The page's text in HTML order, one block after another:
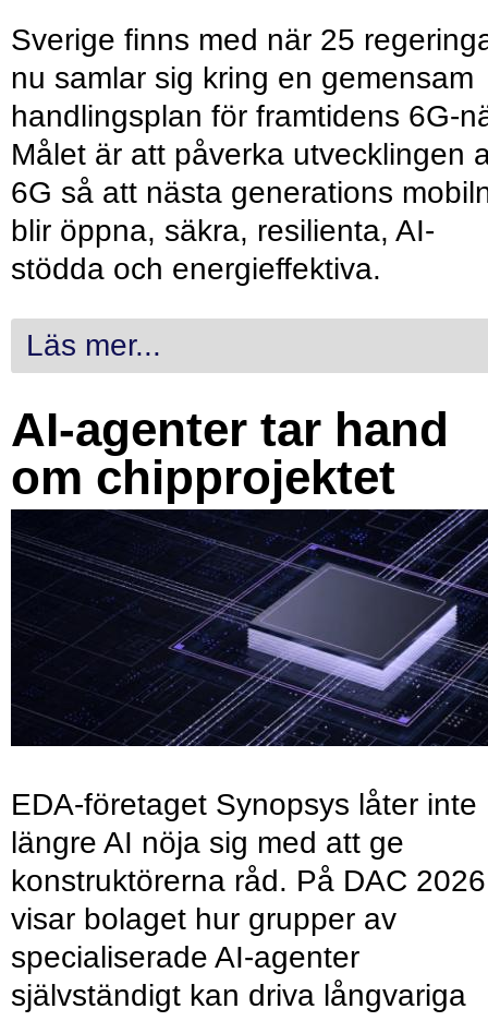
Sverige finns med när 25
nu samlar sig kring en gemensam
handlingsplan för framtidens 6G-
Målet är att påverka utvecklingen
6G så att nästa generations
blir öppna, säkra, resilienta, AI-
stödda och energieffektiva.
Läs mer...
AI-agenter tar hand
om chipprojektet
EDA-företaget Synopsys låter inte
längre AI nöja sig med att ge
konstruktörerna råd. På DAC 2026
visar bolaget hur grupper av
specialiserade AI-agenter
självständigt kan driva långvariga